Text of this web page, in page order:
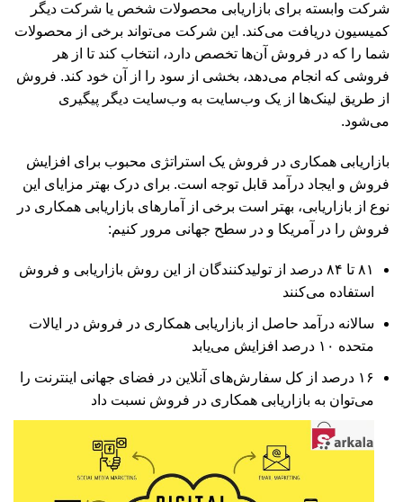
شرکت وابسته برای بازاریابی محصولات شخص یا شرکت دیگر
کمیسیون دریافت می‌کند. این شرکت می‌تواند برخی از محصولات
شما را که در فروش آن‌ها تخصص دارد، انتخاب کند تا از هر
فروشی که انجام می‌دهد، بخشی از سود را از آن خود کند. فروش
از طریق لینک‌ها از یک وب‌سایت به وب‌سایت دیگر پیگیری
می‌شود.
بازاریابی همکاری در‌ فروش یک استراتژی محبوب برای افزایش
فروش و ایجاد درآمد قابل توجه است. برای درک بهتر مزایای این
نوع از بازاریابی، بهتر است برخی از آمارهای بازاریابی همکاری در
فروش را در آمریکا و در سطح جهانی مرور کنیم:
۸۱ تا ۸۴ درصد از تولیدکنندگان از این روش بازاریابی و فروش
استفاده می‌کنند
سالانه درآمد حاصل از بازاریابی همکاری در فروش در ایالات
متحده ۱۰ درصد افزایش می‌یابد
۱۶ درصد از کل سفارش‌های آنلاین در فضای جهانی اینترنت را
می‌توان به بازاریابی همکاری در فروش نسبت داد